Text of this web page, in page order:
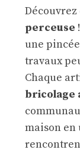
Découvrez
perceuse
une
travaux
Chaque
bricolage
maison en